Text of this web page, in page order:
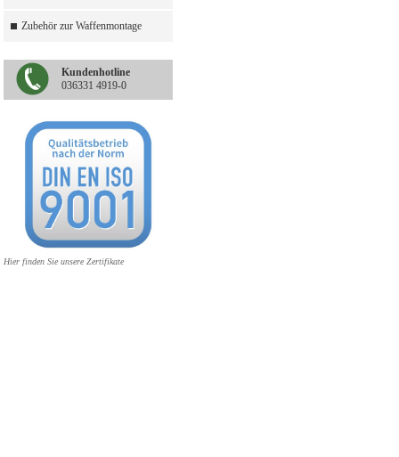
Zubehör zur Waffenmontage
Kundenhotline
036331 4919-0
Hier finden Sie unsere Zertifikate